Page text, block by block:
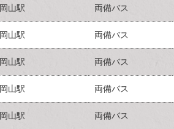
岡山駅 両備バス
岡山駅 両備バス
岡山駅 両備バス
岡山駅 両備バス
岡山駅 両備バス